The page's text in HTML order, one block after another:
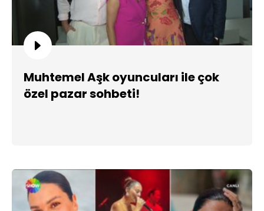
Muhtemel Aşk oyuncuları ile çok
özel pazar sohbeti!